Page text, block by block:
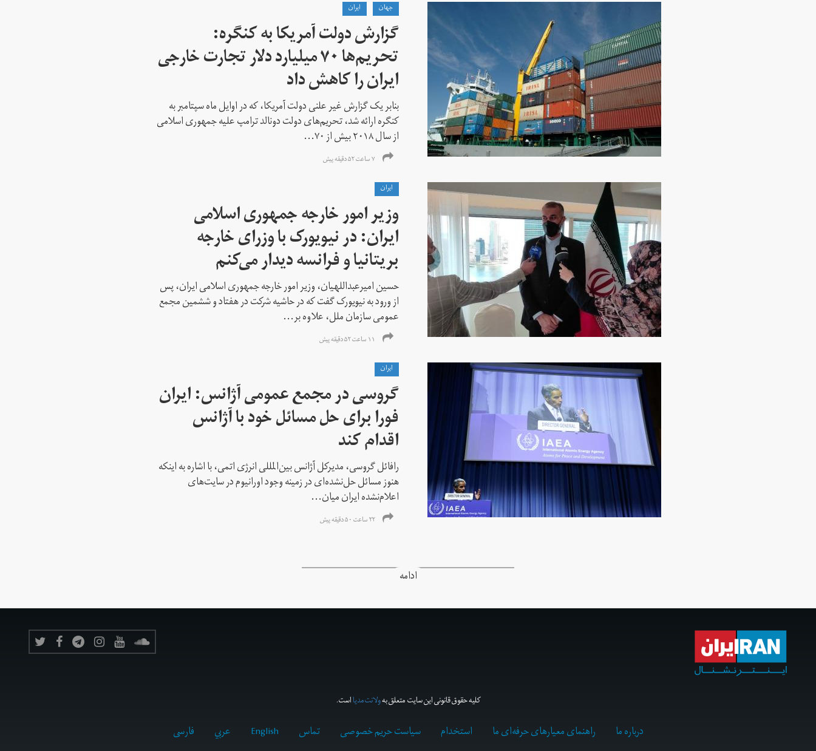
جهان ايران
گزارش دولت آمریکا به کنگره:
تحریم‌ها ۷۰ میلیارد دلار تجارت خارجی
ایران را کاهش داد
بنابر یک گزارش غیر علنی دولت آمریکا، که در اوایل ماه سپتامبر به
کنگره ارائه شد، تحریم‌های دولت دونالد ترامپ علیه جمهوری اسلامی
از سال ۲۰۱۸ بیش از ۷۰...
۷ ساعت ۵۲ دقیقه پیش
ايران
وزیر امور خارجه جمهوری اسلامی
ایران: در نیویورک با وزرای خارجه
بریتانیا و فرانسه دیدار می‌کنم
حسین امیرعبداللهیان، وزیر امور خارجه جمهوری اسلامی ایران، پس
از ورود به نیویورک گفت که در حاشیه شرکت در هفتاد و ششمین مجمع
عمومی سازمان ملل، علاوه بر...
۱۱ ساعت ۵۲ دقیقه پیش
ايران
گروسی در مجمع عمومی آژانس: ایران
فورا برای حل مسائل خود با آژانس
اقدام کند
رافائل گروسی، مدیرکل آژانس بین‌المللی انرژی اتمی، با اشاره به اینکه
هنوز مسائل حل‌نشده‌ای در زمینه وجود اورانیوم در سایت‌های
اعلام‌نشده ایران میان...
۲۲ ساعت ۵۰ دقیقه پیش
ادامه
کلیه حقوق قانونی این سایت متعلق بهولانت‌مدیااست.
درباره ما راهنمای معیارهای حرفه‌ای ما استخدام سیاست حریم خصوصی تماس English عربي فارسى